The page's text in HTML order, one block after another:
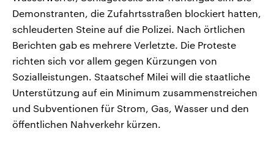
Demonstranten, die Zufahrtsstraßen blockiert hatten,
schleuderten Steine auf die Polizei. Nach örtlichen
Berichten gab es mehrere Verletzte. Die Proteste
richten sich vor allem gegen Kürzungen von
Sozialleistungen. Staatschef Milei will die staatliche
Unterstützung auf ein Minimum zusammenstreichen
und Subventionen für Strom, Gas, Wasser und den
öffentlichen Nahverkehr kürzen.